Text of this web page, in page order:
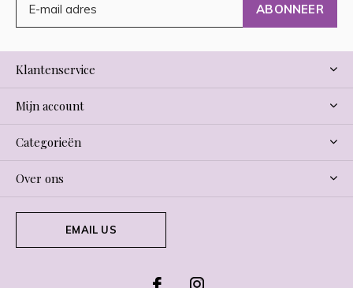
ABONNEER
Klantenservice
Mijn account
Categorieën
Over ons
EMAIL US